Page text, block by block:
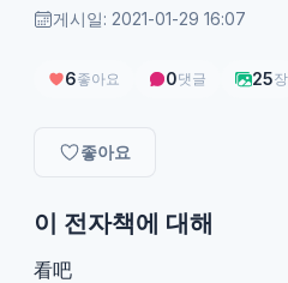
게시일: 2021-01-29 16:07
6좋아요 0댓글 25장
좋아요
이 전자책에 대해
看吧